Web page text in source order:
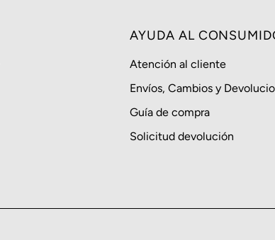
AYUDA AL
Atención al cliente
Envíos, Cambios y
Guía de compra
Solicitud devolución